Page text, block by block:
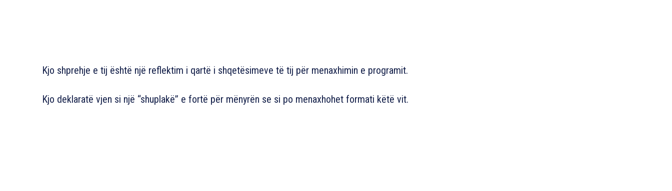
Kjo shprehje e tij është një reflektim i qartë i shqetësimeve të tij për menaxhimin e programit.
Kjo deklaratë vjen si një “shuplakë” e fortë për mënyrën se si po menaxhohet formati këtë vit.